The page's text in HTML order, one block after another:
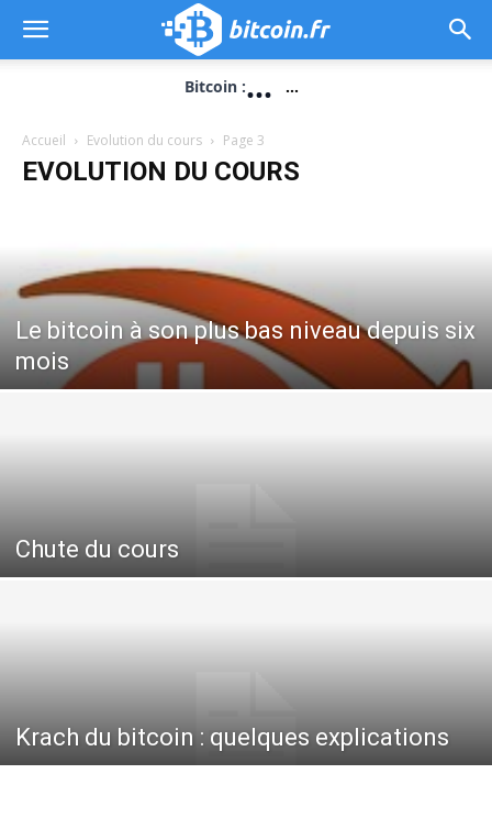
Bitcoin :... ...
Accueil Evolution du cours Page 3
EVOLUTION DU COURS
Le bitcoin à son plus bas niveau depuis six
mois
Chute du cours
Krach du bitcoin : quelques explications